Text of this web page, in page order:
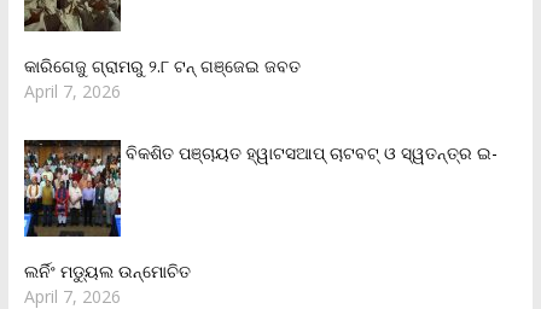
କାରିଗେଜୁ ଗ୍ରାମରୁ ୨.୮ ଟନ୍ ଗଞ୍ଜେଇ ଜବତ
April 7, 2026
ବିକଶିତ ପଞ୍ଚାୟତ ହ୍ୱାଟସଆପ୍ ଚାଟବଟ୍ ଓ ସ୍ୱତନ୍ତ୍ର ଇ-
ଲର୍ନିଂ ମଡ୍ୟୁଲ ଉନ୍ମୋଚିତ
April 7, 2026